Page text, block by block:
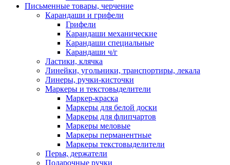
Письменные товары, черчение
Карандаши и грифели
Грифели
Карандаши механические
Карандаши специальные
Карандаши ч/г
Ластики, клячка
Линейки, угольники, транспортиры, лекала
Линеры, ручки-кисточки
Маркеры и текстовыделители
Маркер-краска
Маркеры для белой доски
Маркеры для флипчартов
Маркеры меловые
Маркеры перманентные
Маркеры текстовыделители
Перья, держатели
Подарочные ручки